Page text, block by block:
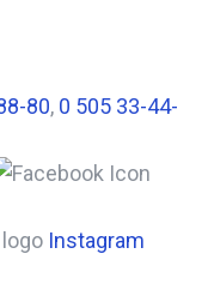
80, 0 505 33-44-
Instagram